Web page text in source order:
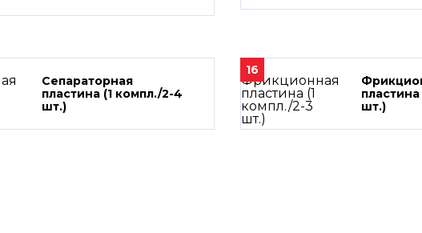
Сепараторная
пластина (1 компл./2-4
шт.)
16
шт.)